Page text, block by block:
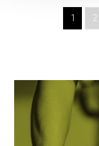
Navigazione degli articoli
1 2